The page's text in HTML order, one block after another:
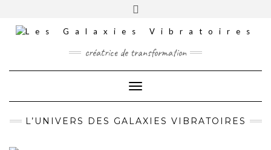
content
TIKTOK
FACEBOOK
CONTACT
MES FORMATIONS
créatrice de transformation
Toggle Navigation
L’UNIVERS DES GALAXIES VIBRATOIRES